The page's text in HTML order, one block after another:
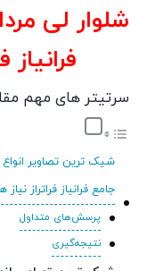
فرانیاز
سرتیتر های مهم
جامع فرانیاز فراتراز نیاز
پرسش‌های متداول
نتیجه‌گیری